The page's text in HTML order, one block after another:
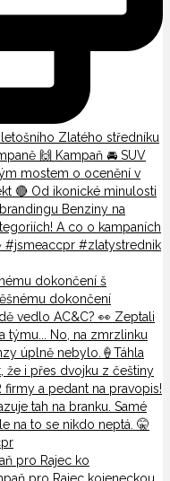
dokončení š
pro Rajec ko